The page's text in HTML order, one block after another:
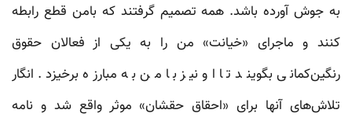
به جوش آورده باشد. همه تصمیم گرفتند که بامن قطع رابطه
کنند و ماجرای «خیانت» من را به یکی از فعالان حقوق
رنگین‌کمانی بگویند تا او نیز با من به مبارزه برخیزد. انگار
تلاش‌های آنها برای «احقاق حقشان» موثر واقع شد و نامه